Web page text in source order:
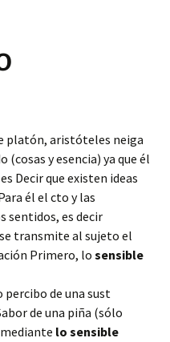
platón, aristóteles neiga
y esencia) ya que él
Decir que existen ideas
él el cto y las
sentidos, es decir
transmite al sujeto el
Primero, lo sensible
percibo de una sust
de una piña (sólo
lo sensible